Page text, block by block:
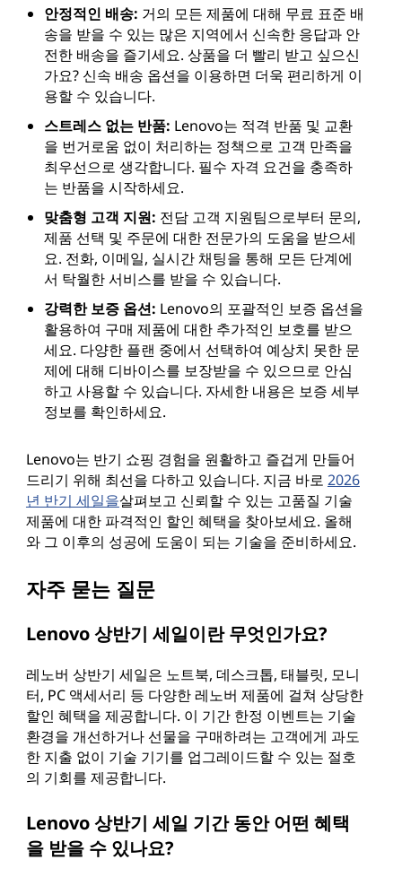
안정적인 배송: 거의 모든 제품에 대해 무료 표준 배
송을 받을 수 있는 많은 지역에서 신속한 응답과 안
전한 배송을 즐기세요. 상품을 더 빨리 받고 싶으신
가요? 신속 배송 옵션을 이용하면 더욱 편리하게 이
용할 수 있습니다.
스트레스 없는 반품: Lenovo는 적격 반품 및 교환
을 번거로움 없이 처리하는 정책으로 고객 만족을
최우선으로 생각합니다. 필수 자격 요건을 충족하
는 반품을 시작하세요.
맞춤형 고객 지원: 전담 고객 지원팀으로부터 문의,
제품 선택 및 주문에 대한 전문가의 도움을 받으세
요. 전화, 이메일, 실시간 채팅을 통해 모든 단계에
서 탁월한 서비스를 받을 수 있습니다.
강력한 보증 옵션: Lenovo의 포괄적인 보증 옵션을
활용하여 구매 제품에 대한 추가적인 보호를 받으
세요. 다양한 플랜 중에서 선택하여 예상치 못한 문
제에 대해 디바이스를 보장받을 수 있으므로 안심
하고 사용할 수 있습니다. 자세한 내용은 보증 세부
정보를 확인하세요.
Lenovo는 반기 쇼핑 경험을 원활하고 즐겁게 만들어
드리기 위해 최선을 다하고 있습니다. 지금 바로 2026
년 반기 세일을살펴보고 신뢰할 수 있는 고품질 기술
제품에 대한 파격적인 할인 혜택을 찾아보세요. 올해
와 그 이후의 성공에 도움이 되는 기술을 준비하세요.
자주 묻는 질문
Lenovo 상반기 세일이란 무엇인가요?
레노버 상반기 세일은 노트북, 데스크톱, 태블릿, 모니
터, PC 액세서리 등 다양한 레노버 제품에 걸쳐 상당한
할인 혜택을 제공합니다. 이 기간 한정 이벤트는 기술
환경을 개선하거나 선물을 구매하려는 고객에게 과도
한 지출 없이 기술 기기를 업그레이드할 수 있는 절호
의 기회를 제공합니다.
Lenovo 상반기 세일 기간 동안 어떤 혜택
을 받을 수 있나요?